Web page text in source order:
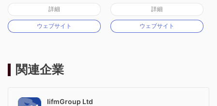
オーストラリア規制
マーケットメイキングライセンス（MM）
MT4フルライセンス
詳細
ウェブサイト
オーストラリア規制
マーケットメイキングライセンス（MM）
MT4フルライセンス
詳細
ウェブサイト
関連企業
IifmGroup Ltd